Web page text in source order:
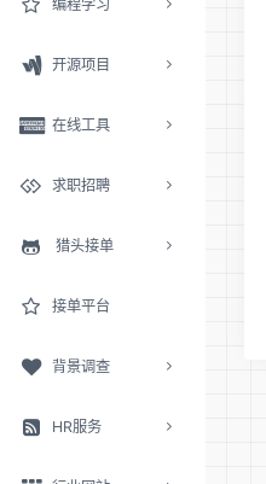
编程学习
开源项目
在线工具
求职招聘
猎头接单
接单平台
背景调查
HR服务